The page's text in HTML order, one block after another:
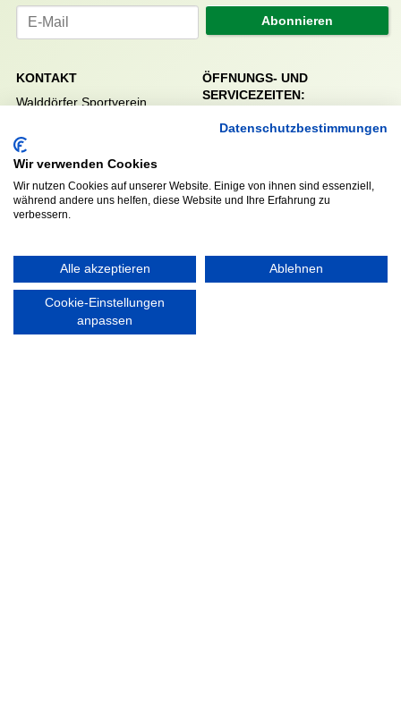
Datenschutzbestimmungen
Wir verwenden Cookies
Wir nutzen Cookies auf unserer Website. Einige von ihnen sind essenziell,
während andere uns helfen, diese Website und Ihre Erfahrung zu
verbessern.
Alle akzeptieren Ablehnen
Cookie-Einstellungen
anpassen
Abonnieren
KONTAKT
Walddörfer Sportverein
22359 Hamburg
Tel. 040 / 64 50 62 - 0
ÖFFNUNGS- UND
SERVICEZEITEN: